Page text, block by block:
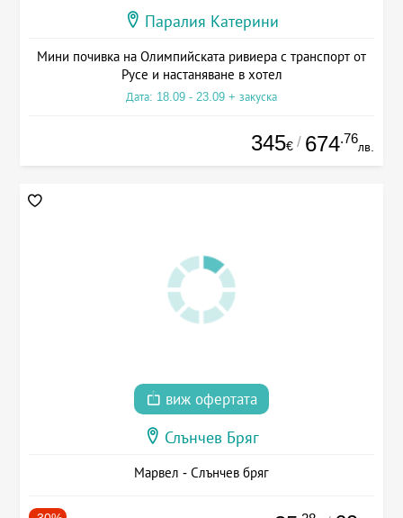
Паралия Катерини
Мини почивка на Олимпийската ривиера с транспорт от
Русе и настаняване в хотел
Дата: 18.09 - 23.09 + закуска
345€ / 674.76
лв.
виж офертата
Слънчев Бряг
Марвел - Слънчев бряг